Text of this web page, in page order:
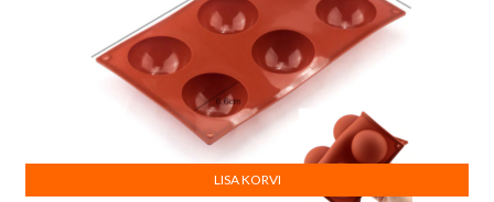
LISA KORVI